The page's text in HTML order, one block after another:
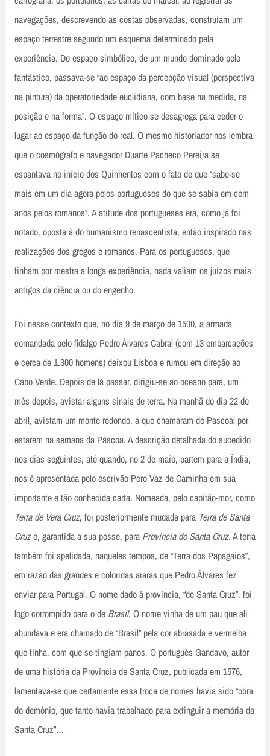
navegações, descrevendo as costas observadas, construíam um
espaço terrestre segundo um esquema determinado pela
experiência. Do espaço simbólico, de um mundo dominado pelo
fantástico, passava-se “ao espaço da percepção visual (perspectiva
na pintura) da operatoriedade euclidiana, com base na medida, na
posição e na forma”. O espaço mítico se desagrega para ceder o
lugar ao espaço da função do real. O mesmo historiador nos lembra
que o cosmógrafo e navegador Duarte Pacheco Pereira se
espantava no início dos Quinhentos com o fato de que “sabe-se
mais em um dia agora pelos portugueses do que se sabia em cem
anos pelos romanos”. A atitude dos portugueses era, como já foi
notado, oposta à do humanismo renascentista, então inspirado nas
realizações dos gregos e romanos. Para os portugueses, que
tinham por mestra a longa experiência, nada valiam os juízos mais
antigos da ciência ou do engenho.
Foi nesse contexto que, no dia 9 de março de 1500, a armada
comandada pelo fidalgo Pedro Álvares Cabral (com 13 embarcações
e cerca de 1.300 homens) deixou Lisboa e rumou em direção ao
Cabo Verde. Depois de lá passar, dirigiu-se ao oceano para, um
mês depois, avistar alguns sinais de terra. Na manhã do dia 22 de
abril, avistam um monte redondo, a que chamaram de Pascoal por
estarem na semana da Páscoa. A descrição detalhada do sucedido
nos dias seguintes, até quando, no 2 de maio, partem para a Índia,
nos é apresentada pelo escrivão Pero Vaz de Caminha em sua
importante e tão conhecida carta. Nomeada, pelo capitão-mor, como
Terra de Vera Cruz, foi posteriormente mudada para Terra de Santa
Cruze, garantida a sua posse, para Província de Santa Cruz. A terra
também foi apelidada, naqueles tempos, de “Terra dos Papagaios”,
em razão das grandes e coloridas araras que Pedro Álvares fez
enviar para Portugal. O nome dado à província, “de Santa Cruz”, foi
logo corrompido para o de Brasil. O nome vinha de um pau que ali
abundava e era chamado de “Brasil” pela cor abrasada e vermelha
que tinha, com que se tingiam panos. O português Gandavo, autor
de uma história da Província de Santa Cruz, publicada em 1576,
lamentava-se que certamente essa troca de nomes havia sido “obra
do demônio, que tanto havia trabalhado para extinguir a memória da
Santa Cruz”…